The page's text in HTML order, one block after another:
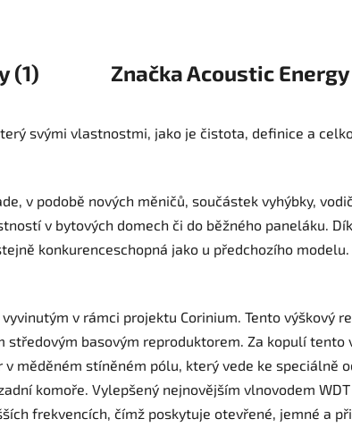
(1) ZnačkaAcoustic Energy
svými vlastnostmi, jako je čistota, definice a
v podobě nových měničů, součástek vyhýbky,
v bytových domech či do běžného paneláku.
konkurenceschopná jako u předchozího modelu.
v rámci projektu Corinium. Tento výškový
basovým reproduktorem. Za kopulí tento
měděném stíněném pólu, který vede ke speciálně
komoře. Vylepšený nejnovějším vlnovodem
frekvencích, čímž poskytuje otevřené, jemné a